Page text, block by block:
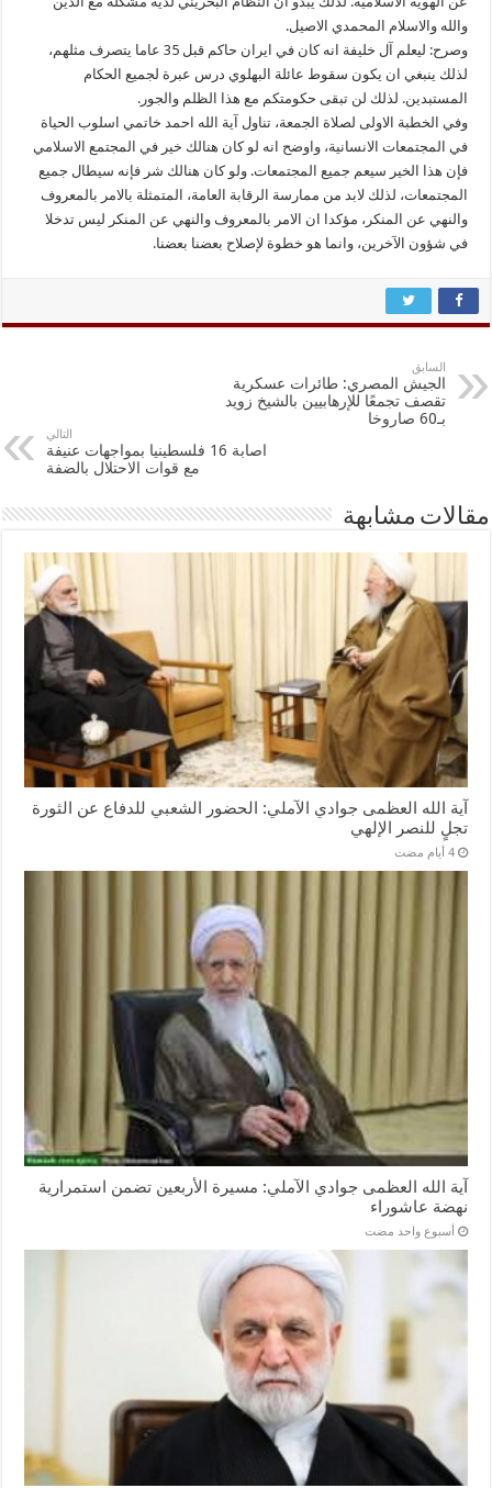
والله والاسلام المحمدي الاصيل.
وصرح: ليعلم آل خليفة انه كان في ايران حاكم قبل 35 عاما يتصرف مثلهم،
لذلك ينبغي ان يكون سقوط عائلة البهلوي درس عبرة لجميع الحكام
المستبدين. لذلك لن تبقى حكومتكم مع هذا الظلم والجور.
وفي الخطبة الاولى لصلاة الجمعة، تناول آية الله احمد خاتمي اسلوب الحياة
في المجتمعات الانسانية، واوضح انه لو كان هنالك خير في المجتمع الاسلامي
فإن هذا الخير سيعم جميع المجتمعات. ولو كان هنالك شر فإنه سيطال جميع
المجتمعات، لذلك لابد من ممارسة الرقابة العامة، المتمثلة بالامر بالمعروف
والنهي عن المنكر، مؤكدا ان الامر بالمعروف والنهي عن المنكر ليس تدخلا
في شؤون الآخرين، وانما هو خطوة لإصلاح بعضنا بعضنا.
السابق
الجيش المصري: طائرات عسكرية
تقصف تجمعًا للإرهابيين بالشيخ زويد
بـ60 صاروخا
التالي
اصابة 16 فلسطينيا بمواجهات عنيفة
مع قوات الاحتلال بالضفة
مقالات مشابهة
آية الله العظمى جوادي الآملي: الحضور الشعبي للدفاع عن الثورة
تجلٍ للنصر الإلهي
‏4 أيام مضت
آية الله العظمى جوادي الآملي: مسيرة الأربعين تضمن استمرارية
نهضة عاشوراء
‏أسبوع واحد مضت